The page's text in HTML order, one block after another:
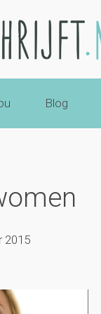
Blog
2015